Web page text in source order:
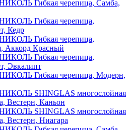
Гибкая черепица, Самба,
Гибкая черепица,
Кедр
Гибкая черепица,
Аккорд Красный
Гибкая черепица,
Эвкалипт
Гибкая черепица, Модерн,
SHINGLAS многослойная
Вестерн, Каньон
SHINGLAS многослойная
Вестерн, Ниагара